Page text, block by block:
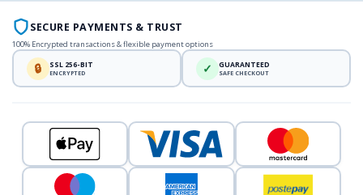
SECURE PAYMENTS & TRUST
100% Encrypted transactions & flexible payment options
🔒 SSL 256-BIT
ENCRYPTED ✓ GUARANTEED
SAFE CHECKOUT